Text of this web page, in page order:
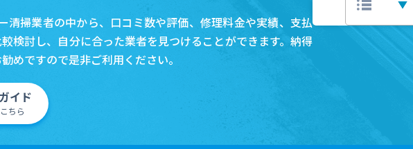
清掃業者の中から、口コミ数や評価、修理料金や実績、支払
検討し、自分に合った業者を見つけることができます。納得
めですので是非ご利用ください。
イド
ちら